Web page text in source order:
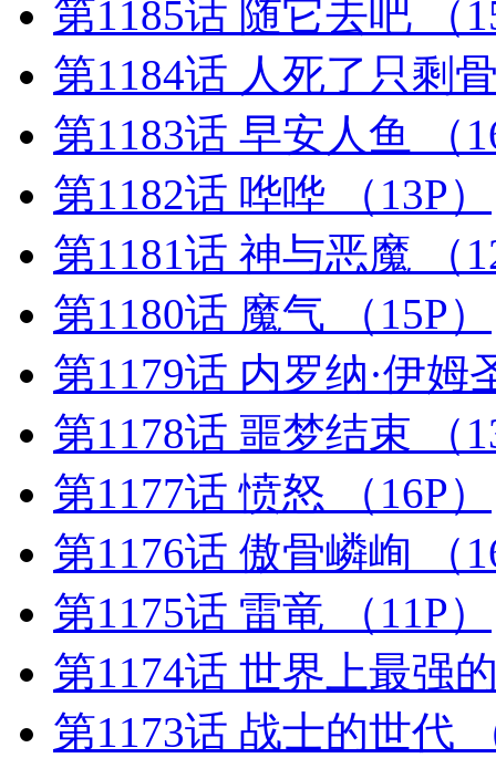
第1185话 随它去吧
（
第1184话 人死了只剩
第1183话 早安人鱼
（
第1182话 哗哗
（13P）
第1181话 神与恶魔
（
第1180话 魔气
（15P）
第1179话 内罗纳·伊姆
第1178话 噩梦结束
（
第1177话 愤怒
（16P）
第1176话 傲骨嶙峋
（
第1175话 雷竜
（11P）
第1174话 世界上最强
第1173话 战士的世代